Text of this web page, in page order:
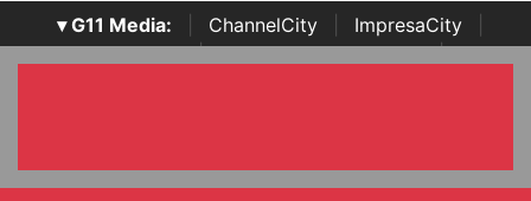
▾ G11 Media: ChannelCity ImpresaCity
SecurityOpenLab | Italian Channel Awards | Italian